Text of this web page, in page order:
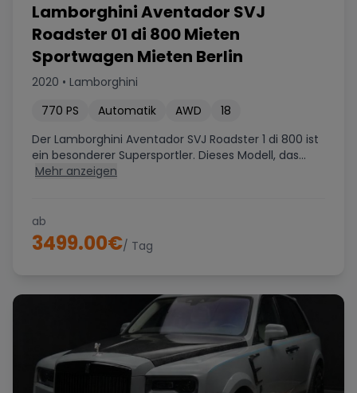
Lamborghini Aventador SVJ
Roadster 01 di 800 Mieten
Sportwagen Mieten Berlin
2020 • Lamborghini
770 PS Automatik AWD
18
Der Lamborghini Aventador SVJ Roadster 1 di 800 ist
ein besonderer Supersportler. Dieses Modell, das...
Mehr anzeigen
ab
3499.00€/ Tag